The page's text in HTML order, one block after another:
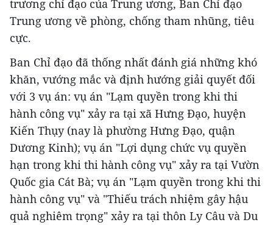
trương chỉ đạo của Trung ương, Ban Chỉ đạo
Trung ương về phòng, chống tham nhũng, tiêu
cực.
Ban Chỉ đạo đã thống nhất đánh giá những khó
khăn, vướng mắc và định hướng giải quyết đối
với 3 vụ án: vụ án "Lạm quyền trong khi thi
hành công vụ" xảy ra tại xã Hưng Đạo, huyện
Kiến Thụy (nay là phường Hưng Đạo, quận
Dương Kinh); vụ án "Lợi dụng chức vụ quyền
hạn trong khi thi hành công vụ" xảy ra tại Vườn
Quốc gia Cát Bà; vụ án "Lạm quyền trong khi thi
hành công vụ" và "Thiếu trách nhiệm gây hậu
quả nghiêm trọng" xảy ra tại thôn Ly Câu và Du